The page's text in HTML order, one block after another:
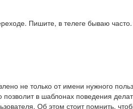
Пишите, в телеге бываю часто.
не только от имени нужного
в шаблонах поведения
Об этом стоит помнить,